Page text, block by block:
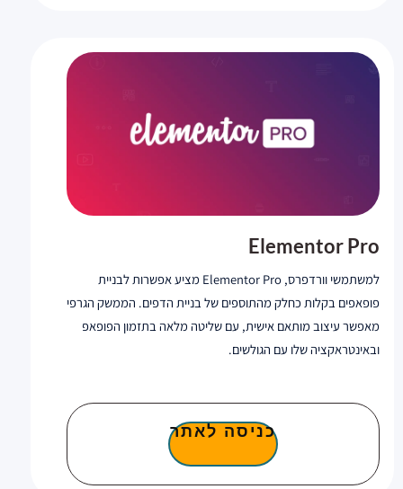
Elementor Pro
למשתמשי וורדפרס, Elementor Pro מציע אפשרות לבניית
פופאפים בקלות כחלק מהתוספים של בניית הדפים. הממשק הגרפי
מאפשר עיצוב מותאם אישית, עם שליטה מלאה בתזמון הפופאפ
ובאינטראקציה שלו עם הגולשים.
כניסה לאתר